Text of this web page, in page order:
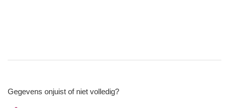
Gegevens onjuist of niet volledig?